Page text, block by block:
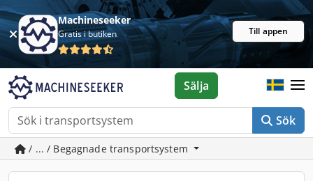
Machineseeker
Gratis i butiken Till appen
Sök
Sälja
/ ... / Begagnade transportsystem